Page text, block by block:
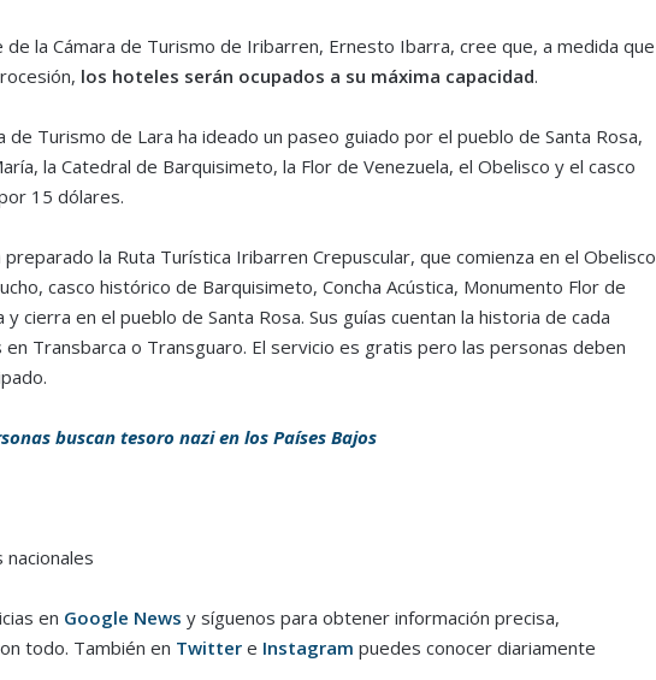
la Cámara de Turismo de Iribarren, Ernesto Ibarra, cree que, a medida que
los hoteles serán ocupados a su máxima capacidad.
de Turismo de Lara ha ideado un paseo guiado por el pueblo de Santa Rosa,
la Catedral de Barquisimeto, la Flor de Venezuela, el Obelisco y el casco
15 dólares.
la Ruta Turística Iribarren Crepuscular, que comienza en el Obelisco
casco histórico de Barquisimeto, Concha Acústica, Monumento Flor de
cierra en el pueblo de Santa Rosa. Sus guías cuentan la historia de cada
Transbarca o Transguaro. El servicio es gratis pero las personas deben
buscan tesoro nazi en los Países Bajos
nacionales
en Google News y síguenos para obtener información precisa,
todo. También en Twittere Instagram puedes conocer diariamente